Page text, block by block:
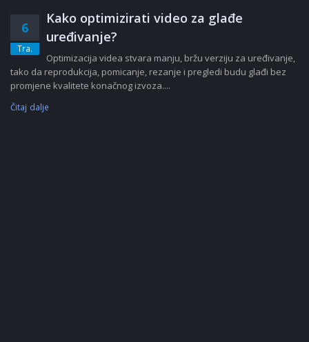
6
Tra.
Kako optimizirati video za glađe
uređivanje?
Optimizacija videa stvara manju, bržu verziju za uređivanje,
tako da reprodukcija, pomicanje, rezanje i pregledi budu glađi bez
promjene kvalitete konačnog izvoza....
Čitaj dalje